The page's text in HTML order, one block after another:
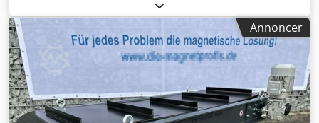
250 mm
350 mm, emne vægt (maks.):400 kg, controller model:
AGIEMATIC T, Ingen minimumspris – garanteret salg til
den højeste pris! TEKNISKE DETALJER Slaglængde X: 350
mm Slaglængde Y: 250 mm Slaglængde Z: 350 mm
Hurtiggående: ca. 720 mm/min Akser: 4 (X, Y, Z, C)
Arbejdsområde Bordstørrelse: 600 × 450 mm Maks.
emnedimensioner: ca. 860 × 620 × 350 mm Maks.
Annoncer